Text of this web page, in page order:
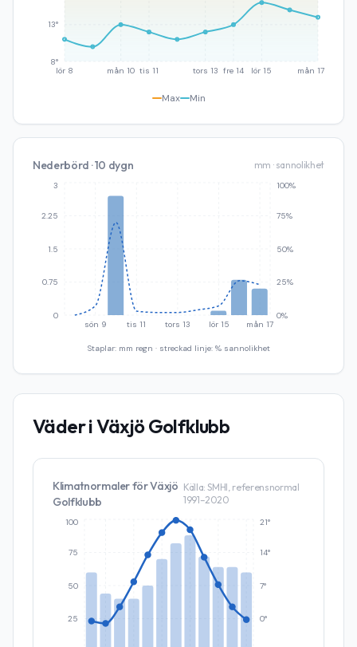
lör 8 mån 10 tis 11 tors 13 fre 14 lör 15 mån 17
8°
13°
Max Min
Nederbörd · 10 dygn mm · sannolikhet
sön 9 tis 11 tors 13 lör 15 mån 17
0
0.75
1.5
2.25
3
0%
25%
50%
75%
100%
Staplar: mm regn · streckad linje: % sannolikhet
Väder iVäxjö Golfklubb
Klimatnormaler förVäxjö
Golfklubb
Källa: SMHI, referensnormal
1991–2020
25
50
75
100
0°
7°
14°
21°